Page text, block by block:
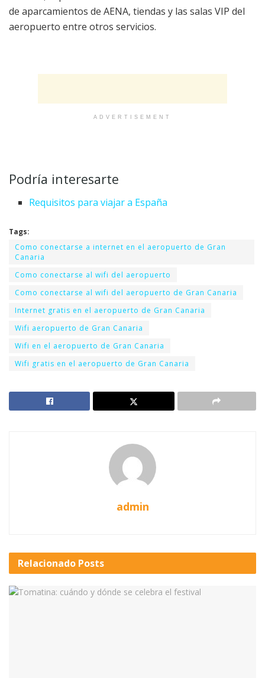
de aparcamientos de AENA, tiendas y las salas VIP del
aeropuerto entre otros servicios.
ADVERTISEMENT
Podría interesarte
Requisitos para viajar a España
Tags:
Como conectarse a internet en el aeropuerto de Gran
Canaria
Como conectarse al wifi del aeropuerto
Como conectarse al wifi del aeropuerto de Gran Canaria
Internet gratis en el aeropuerto de Gran Canaria
Wifi aeropuerto de Gran Canaria
Wifi en el aeropuerto de Gran Canaria
Wifi gratis en el aeropuerto de Gran Canaria
admin
Relacionado Posts